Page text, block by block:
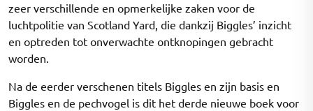
zeer verschillende en opmerkelijke zaken voor de
luchtpolitie van Scotland Yard, die dankzij Biggles’ inzicht
en optreden tot onverwachte ontknopingen gebracht
worden.
Na de eerder verschenen titels Biggles en zijn basis en
Biggles en de pechvogel is dit het derde nieuwe boek voor